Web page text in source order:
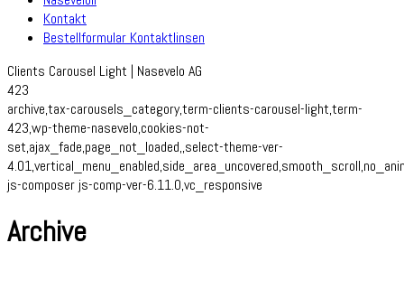
Kontakt
Bestellformular Kontaktlinsen
Clients Carousel Light | Nasevelo AG
423
archive,tax-carousels_category,term-clients-carousel-light,term-
423,wp-theme-nasevelo,cookies-not-
set,ajax_fade,page_not_loaded,,select-theme-ver-
js-composer js-comp-ver-6.11.0,vc_responsive
Archive